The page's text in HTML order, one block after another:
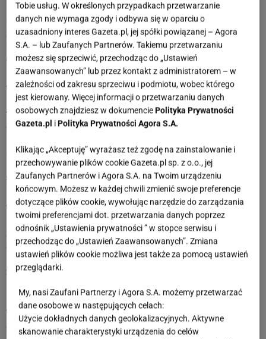
Panno, coraz częściej będziesz myśleć o tym, jak chcesz
spędzić najbliższe miesiące. Nie chodzi o wielkie życiowe
zmiany, ale o codzienność, w której będzie więcej czasu dla
Ciebie. To dobry moment, by zacząć mówić "nie" temu, co
odbiera Ci energię.
4 sierpnia 2026
Panno, rada na dziś - bądź elastyczna. Nie zdziw się, jeśli
trzeba będzie zmienić plany w ostatniej chwili. To właśnie
dzięki temu trafisz w miejsce albo poznasz osobę, której nie
się od zwykłego "a może warto?".
3 sierpnia 2026
Panno, dzisiejszy dzień sprzyja porządkom, ale nie tylko tym
w domu. Zrobisz miejsce na nowe pomysły, jeśli
przestaniesz wracać do spraw, które od dawna są
zamknięte. Niektóre decyzje warto zostawić za sobą bez
ciągłego analizowania.
2 sierpnia 2026
Panno, ktoś może zapytać Cię o opinię w ważnej sprawie.
Nie próbuj odpowiadać tak, żeby zadowolić wszystkich.
Twoja szczerość i otwartość okaże się bardziej pomocna niż
dyplomatyczne przytyki.
Tobie usług. W określonych przypadkach przetwarzanie
danych nie wymaga zgody i odbywa się w oparciu o
uzasadniony interes Gazeta.pl, jej spółki powiązanej – Agora
S.A. – lub Zaufanych Partnerów. Takiemu przetwarzaniu
możesz się sprzeciwić, przechodząc do „Ustawień
Zaawansowanych” lub przez kontakt z administratorem – w
zależności od zakresu sprzeciwu i podmiotu, wobec którego
jest kierowany. Więcej informacji o przetwarzaniu danych
osobowych znajdziesz w dokumenciePolityka Prywatności
Gazeta.pl iPolityka Prywatności Agora S.A.
Klikając „Akceptuję” wyrażasz też zgodę na zainstalowanie i
przechowywanie plików cookie Gazeta.pl sp. z o.o., jej
Zaufanych Partnerów i Agora S.A. na Twoim urządzeniu
końcowym. Możesz w każdej chwili zmienić swoje preferencje
dotyczące plików cookie, wywołując narzędzie do zarządzania
twoimi preferencjami dot. przetwarzania danych poprzez
odnośnik „Ustawienia prywatności ” w stopce serwisu i
przechodząc do „Ustawień Zaawansowanych”. Zmiana
ustawień plików cookie możliwa jest także za pomocą ustawień
przeglądarki.
My, nasi Zaufani Partnerzy i Agora S.A. możemy przetwarzać
dane osobowe w następujących celach:
Użycie dokładnych danych geolokalizacyjnych. Aktywne
skanowanie charakterystyki urządzenia do celów